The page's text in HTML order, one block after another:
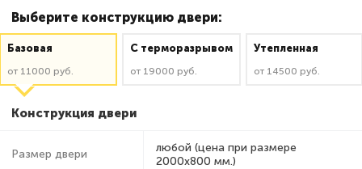
Выберите конструкцию двери:
Базовая
от 11000 руб.
C терморазрывом
от 19000 руб.
Утепленная
от 14500 руб.
Конструкция двери
Размер двери
любой (цена при размере
2000x800 мм.)